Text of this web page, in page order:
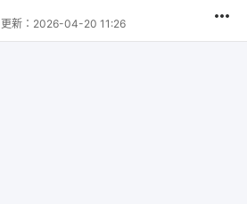
更新： 2026-04-20 11:26